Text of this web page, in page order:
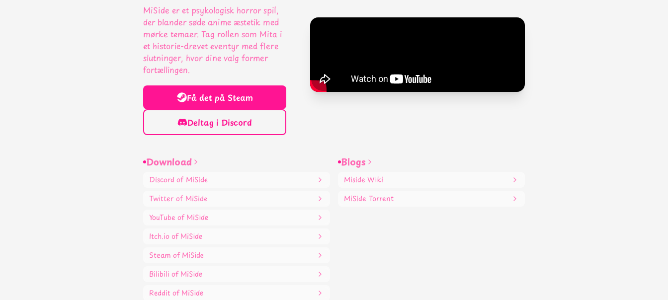
MiSide er et psykologisk horror spil,
der blander søde anime æstetik med
mørke temaer. Tag rollen som Mita i
et historie-drevet eventyr med flere
slutninger, hvor dine valg former
fortællingen.
Få det på Steam
Deltag i Discord
Download
Discord of MiSide
Twitterof MiSide
YouTube of MiSide
Itch.io of MiSide
Steam of MiSide
Bilibili of MiSide
Reddit of MiSide
Blogs
Miside Wiki
MiSide Torrent